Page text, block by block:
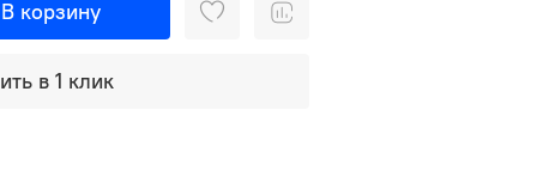
В корзину
в 1 клик